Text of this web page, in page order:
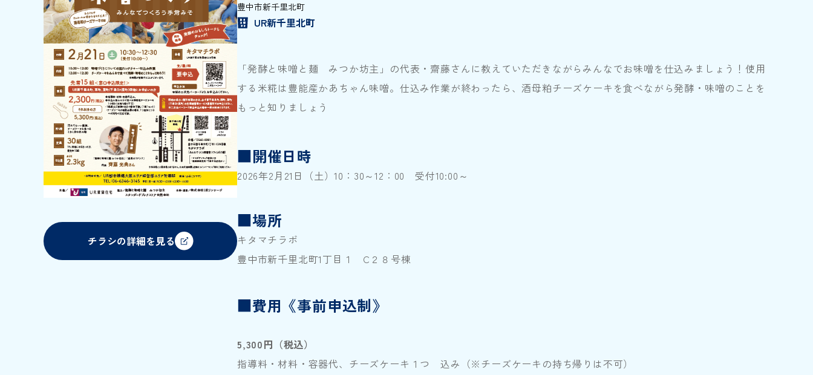
チラシの詳細を見る
豊中市新千里北町
UR新千里北町
「発酵と味噌と麺 みつか坊主」の代表・齋藤さんに教えていただきながらみんなでお味噌を仕込みましょう！使用
する米糀は豊能産かあちゃん味噌。仕込み作業が終わったら、酒母粕チーズケーキを食べながら発酵・味噌のことを
もっと知りましょう
■開催日時
2026年2月21日（土）10：30～12：00 受付10:00～
■場所
キタマチラボ
豊中市新千里北町1丁目１ C２８号棟
■費用 《事前申込制》
5,300円（税込）
指導料・材料・容器代、チーズケーキ１つ 込み（※チーズケーキの持ち帰りは不可）